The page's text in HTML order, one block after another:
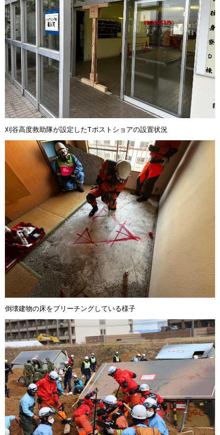
刈谷高度救助隊が設定したTポストショアの設置状況
倒壊建物の床をブリーチングしている様子